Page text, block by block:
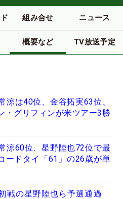
組み合せ ニュース
概要など TV放送予定
涼は40位、金谷拓実63位、
グリフィンが米ツアー3勝
涼60位、星野陸也72位で最
ドタイ「61」の26歳が単
戦の星野陸也ら予選通過